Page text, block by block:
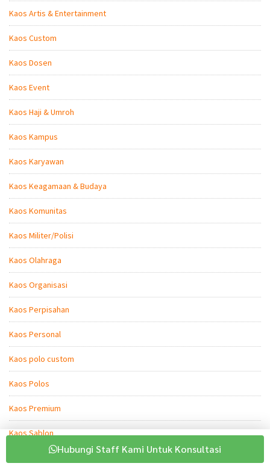
Kaos Artis & Entertainment
Kaos Custom
Kaos Dosen
Kaos Event
Kaos Haji & Umroh
Kaos Kampus
Kaos Karyawan
Kaos Keagamaan & Budaya
Kaos Komunitas
Kaos Militer/Polisi
Kaos Olahraga
Kaos Organisasi
Kaos Perpisahan
Kaos Personal
Kaos polo custom
Kaos Polos
Kaos Premium
Kaos Sablon
Hubungi Staff Kami Untuk Konsultasi